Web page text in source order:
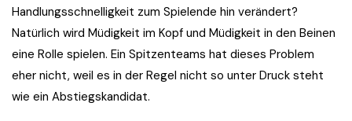
Handlungsschnelligkeit zum Spielende hin verändert?
Natürlich wird Müdigkeit im Kopf und Müdigkeit in den Beinen
eine Rolle spielen. Ein Spitzenteams hat dieses Problem
eher nicht, weil es in der Regel nicht so unter Druck steht
wie ein Abstiegskandidat.